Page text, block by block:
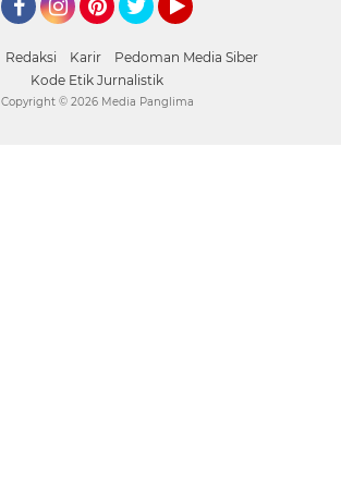
Redaksi Karir
Pedoman Media Siber
Kode Etik Jurnalistik
Copyright © 2026 Media Panglima